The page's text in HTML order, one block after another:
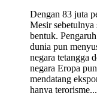
Dengan 83 juta
Mesir sebetulnya
bentuk.
dunia pun
negara tetangga
negara Eropa
mendatang
hanya terorisme...